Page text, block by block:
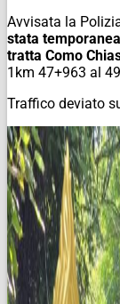
Avvisata la
stata
tratta Como
1km 47+963 al
Traffico deviato